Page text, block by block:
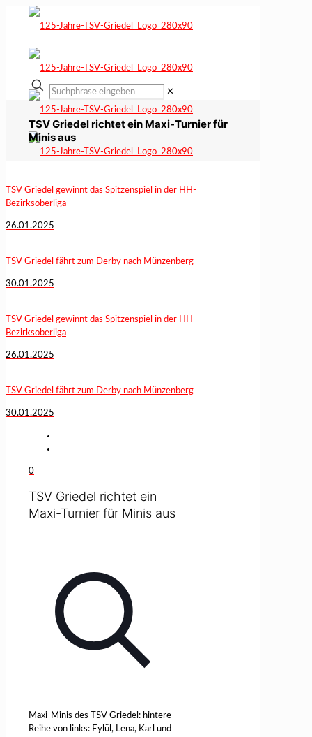
✕
TSV Griedel richtet ein Maxi-Turnier für
Minis aus
TSV Griedel gewinnt das Spitzenspiel in der HH-
Bezirksoberliga
26.01.2025
TSV Griedel fährt zum Derby nach Münzenberg
30.01.2025
TSV Griedel gewinnt das Spitzenspiel in der HH-
Bezirksoberliga
26.01.2025
TSV Griedel fährt zum Derby nach Münzenberg
30.01.2025
0
TSV Griedel richtet ein
Maxi-Turnier für Minis aus
Maxi-Minis des TSV Griedel: hintere
Reihe von links: Eylül, Lena, Karl und